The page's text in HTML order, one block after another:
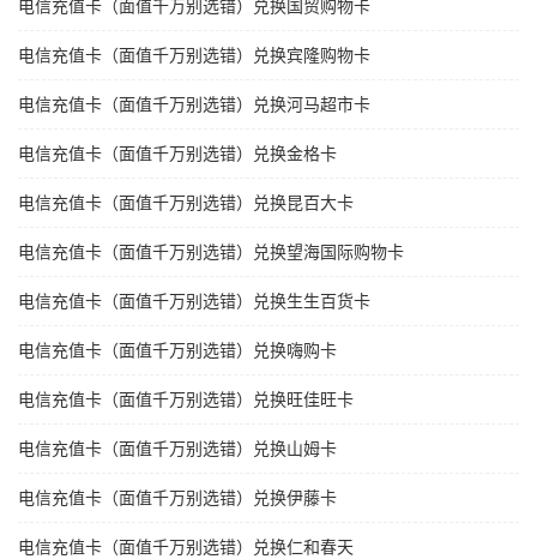
电信充值卡（面值千万别选错）兑换国贸购物卡
电信充值卡（面值千万别选错）兑换宾隆购物卡
电信充值卡（面值千万别选错）兑换河马超市卡
电信充值卡（面值千万别选错）兑换金格卡
电信充值卡（面值千万别选错）兑换昆百大卡
电信充值卡（面值千万别选错）兑换望海国际购物卡
电信充值卡（面值千万别选错）兑换生生百货卡
电信充值卡（面值千万别选错）兑换嗨购卡
电信充值卡（面值千万别选错）兑换旺佳旺卡
电信充值卡（面值千万别选错）兑换山姆卡
电信充值卡（面值千万别选错）兑换伊藤卡
电信充值卡（面值千万别选错）兑换仁和春天